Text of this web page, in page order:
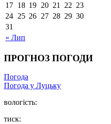
« Лип
17 18 19 20 21 22 23
24 25 26 27 28 29 30
31
ПРОГНОЗ ПОГОДИ
Погода
Погода у Луцьку
вологість:
тиск: